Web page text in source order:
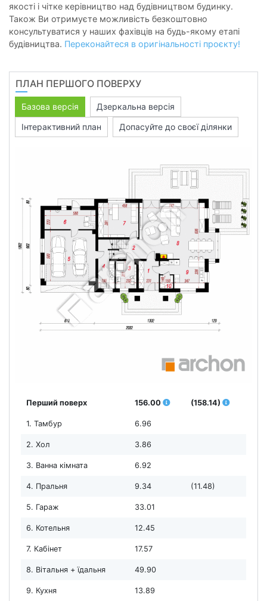
якості і чітке керівництво над будівництвом будинку.
Також Ви отримуєте можливість безкоштовно
консультуватися у наших фахівців на будь-якому етапі
будівництва. Переконайтеся в оригінальності проєкту!
ПЛАН ПЕРШОГО ПОВЕРХУ
Базова версія
Дзеркальна версія
Інтерактивний план
Допасуйте до своєї ділянки
Перший поверх 156.00 (158.14)
1. Тамбур 6.96
2. Хол 3.86
3. Ванна кімната 6.92
4. Пральня 9.34 (11.48)
5. Гараж 33.01
6. Котельня 12.45
7. Кабінет 17.57
8. Вітальня + їдальня 49.90
9. Кухня 13.89